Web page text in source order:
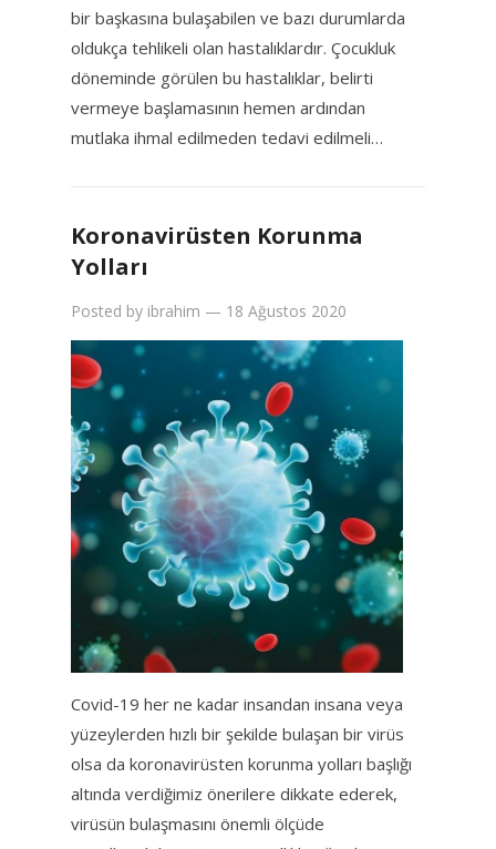
bir başkasına bulaşabilen ve bazı durumlarda
oldukça tehlikeli olan hastalıklardır. Çocukluk
döneminde görülen bu hastalıklar, belirti
vermeye başlamasının hemen ardından
mutlaka ihmal edilmeden tedavi edilmeli…
Koronavirüsten Korunma
Yolları
Posted by ibrahim — 18 Ağustos 2020
Covid-19 her ne kadar insandan insana veya
yüzeylerden hızlı bir şekilde bulaşan bir virüs
olsa da koronavirüsten korunma yolları başlığı
altında verdiğimiz önerilere dikkate ederek,
virüsün bulaşmasını önemli ölçüde